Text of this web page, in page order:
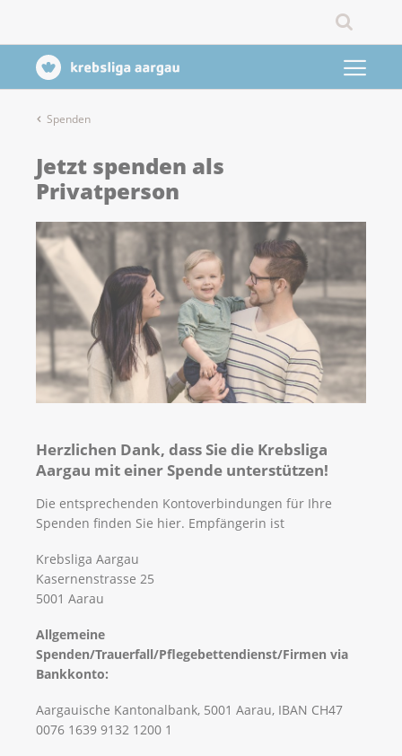
Spenden
Jetzt spenden als
Privatperson
Herzlichen Dank, dass Sie die Krebsliga
Aargau mit einer Spende unterstützen!
Die entsprechenden Kontoverbindungen für Ihre
Spenden finden Sie hier. Empfängerin ist
Krebsliga Aargau
Kasernenstrasse 25
5001 Aarau
Allgemeine
Spenden/Trauerfall/Pflegebettendienst/Firmen via
Bankkonto:
Aargauische Kantonalbank, 5001 Aarau, IBAN CH47
0076 1639 9132 1200 1